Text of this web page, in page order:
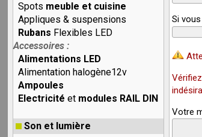
Spots meuble et cuisine
Appliques & suspensions
Rubans Flexibles LED
Accessoires :
Alimentations LED
Alimentation halogène12v
Ampoules
Electricité et modules RAIL DIN
Son et lumière
Si
Votre